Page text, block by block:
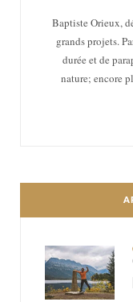
Baptiste Orieux,
grands projets.
durée et de
nature; encore